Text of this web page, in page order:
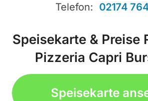
Telefon: 02174
Speisekarte & Preise
Pizzeria Capri
Speisekarte